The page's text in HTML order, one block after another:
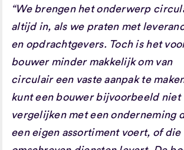
“We brengen het onderwerp
altijd in, als we praten met
en opdrachtgevers. Toch is het
bouwer minder makkelijk om van
circulair een vaste aanpak te
kunt een bouwer bijvoorbeeld niet
vergelijken met een onderneming
een eigen assortiment voert, of die